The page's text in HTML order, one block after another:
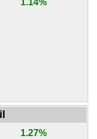
1.14%
1.27%